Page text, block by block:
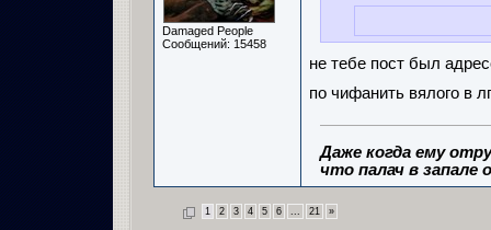
Damaged People
Сообщений: 15458
не тебе пост был
по чифанить вялого в
Даже когда ему
что палач в запале
1 2 3 4 5 6 ... 21 »